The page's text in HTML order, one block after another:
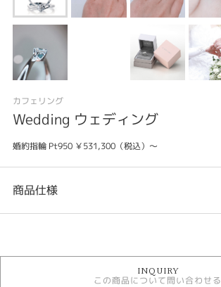
カフェリング
Wedding ウェディング
婚約指輪 Pt950 ￥531,300（税込）～
商品仕様
婚約指輪
INQUIRY
この商品について問い合わせる